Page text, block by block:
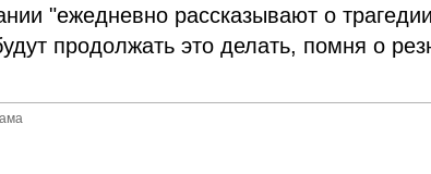
"ежедневно рассказывают о трагедии
продолжать это делать, помня о